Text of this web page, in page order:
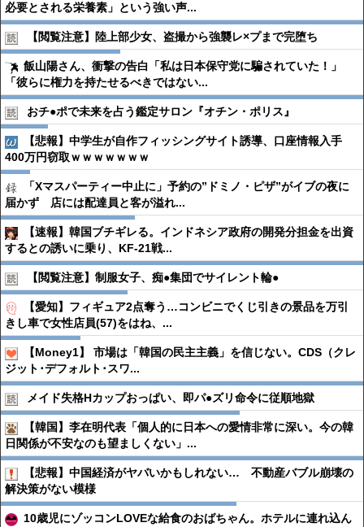
必要とされる栄養素」という強い声...
【閲覧注意】陸上部少女、盗撮から強襲レ×プまで完堕ち
飯山陽さん、衝撃の告白「私は日本保守党に騙されていた！」
「彼らに権力を持たせるべきではない...
おチ●︎ポで未来を占う鑑定サロン『オチン・ポリス』
【悲報】中学生が自作フィッシングサイト誘導、口座情報入手
400万円窃取ｗｗｗｗｗｗｗ
「Xマスパーティー中止に」予約の”ドミノ・ピザ”がイブの夜に
届かず 店には配達員と客が溢れ...
【速報】韓国ブチギレる。インドネシア政府の開発分担金を出資
するとの誘いに乗り、KF-21戦...
【閲覧注意】制服女子、痴●︎集団でサイレント輪●︎
【愛知】フィギュア2点奪う…コンビニでくじ引きの景品を万引
きし車で女性店員(57)をはね、...
【Money1】 市場は「韓国の民主主義」を信じない。CDS（クレ
ジット･デフォルト･スワ...
メイド失格Hカップおっぱい、即パ●︎ズリ命令に従順地獄
【韓国】李在明代表「個人的に日本への愛情非常に深い。今の韓
日関係が不安なのも望ましくない」...
【悲報】中国経済がヤバいかもしれない… 不動産バブル崩壊の
解決策がない模様
10歳児にゾッコンLOVEな給食のおばちゃん。ホテルに連れ込ん